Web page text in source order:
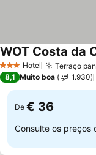
3 EstrelasHotel Terraço
WOT Costa da
8,1 Muito boa 1.930
De € 36
Consulte os preços